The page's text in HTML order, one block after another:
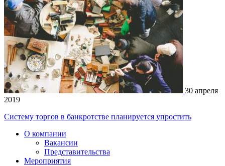
30 апреля
2019
Систему торгов в банкротстве планируется упростить
О компании
Вакансии
Представительства
Мероприятия